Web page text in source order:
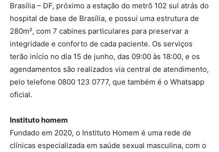
Brasília – DF, próximo a estação do metrô 102 sul atrás do
hospital de base de Brasília, e possui uma estrutura de
280m², com 7 cabines particulares para preservar a
integridade e conforto de cada paciente. Os serviços
terão início no dia 15 de junho, das 09:00 às 18:00, e os
agendamentos são realizados via central de atendimento,
pelo telefone 0800 123 0777, que também é o Whatsapp
oficial.
Instituto homem
Fundado em 2020, o Instituto Homem é uma rede de
clínicas especializada em saúde sexual masculina, com o